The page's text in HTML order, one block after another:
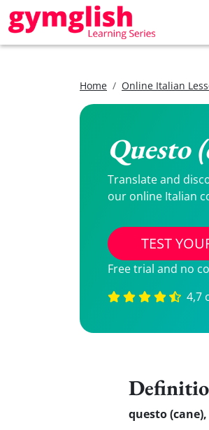
Home Online Italian
Questo
Translate and
our online Italian
TEST
Free trial and no
4,7
questo